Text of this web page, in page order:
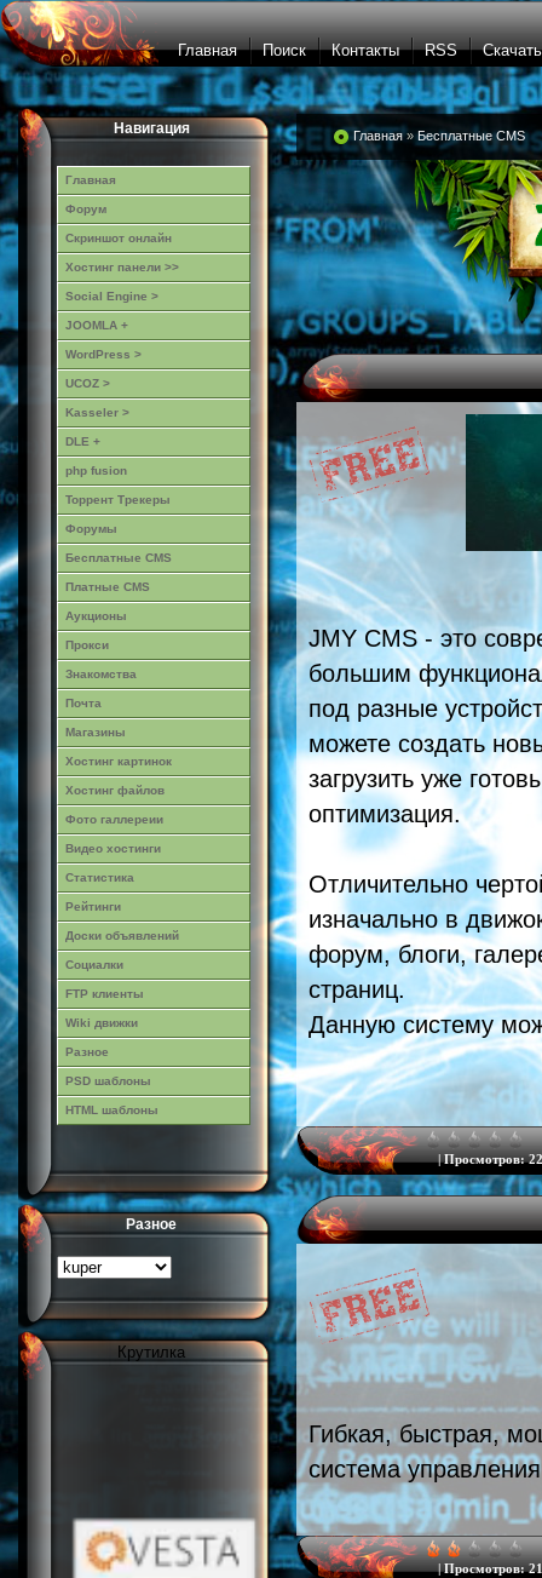
Главная Поиск Контакты RSS
Главная»Бесплатные CMS
JMY CMS - это
большим
под разные
можете создать
загрузить уже
оптимизация.
Отличительно
изначально в
форум, блоги,
страниц.
Данную систему
|Просмотров:
Гибкая, быстрая,
система
|Просмотров:
Навигация
Главная
Форум
Скриншот онлайн
Хостинг панели >>
Social Engine >
JOOMLA +
WordPress >
UCOZ >
Kasseler >
DLE +
php fusion
Торрент Трекеры
Форумы
Бесплатные CMS
Платные CMS
Аукционы
Прокси
Знакомства
Почта
Магазины
Хостинг картинок
Хостинг файлов
Фото галлереии
Видео хостинги
Статистика
Рейтинги
Доски объявлений
Социалки
FTP клиенты
Wiki движки
Разное
PSD шаблоны
HTML шаблоны
Разное
Крутилка